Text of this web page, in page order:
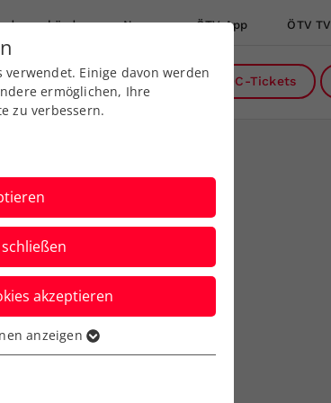
News ÖTV App ÖTV TV
Über uns DC-Tickets
Coup
Einige davon werden
ermöglichen, Ihre
zu verbessern.
akzeptieren
Funktionen der
dass die Webseite
anzeigen